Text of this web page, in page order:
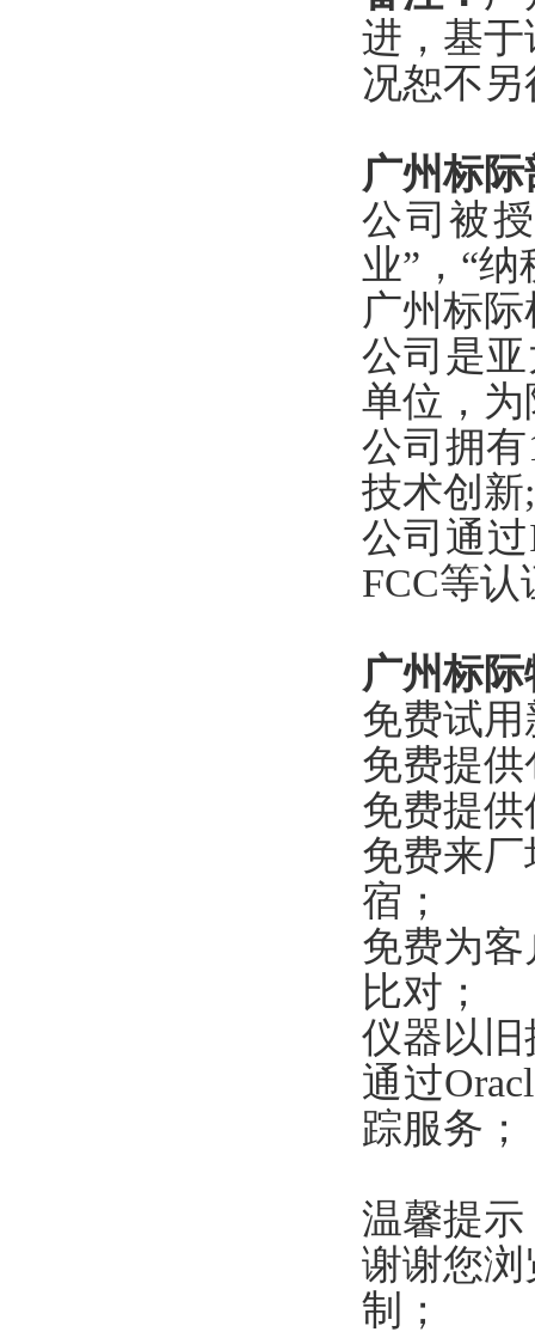
进，基
况恕不
广州标
公司被
业”，“
广州标
公司是
单位，
公司拥
技术创新;
公司通过
FCC等认
广州标
免费试
免费提
免费提
免费来
宿；
免费为
比对；
仪器以
通过
踪服务；
温馨提示
谢谢您
制；